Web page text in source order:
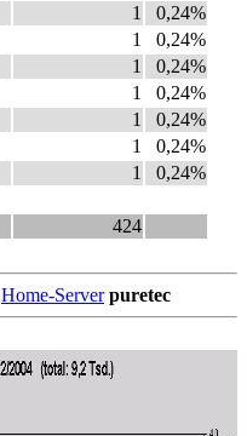
1
0,24%
1
0,24%
1
0,24%
1
0,24%
1
0,24%
1
0,24%
1
0,24%
424
Home-Server puretec